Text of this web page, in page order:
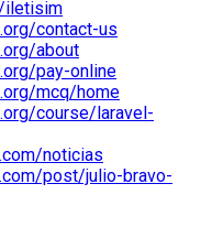
iletisim
contact-us
about
pay-online
mcq/home
course/laravel-
noticias
post/julio-bravo-